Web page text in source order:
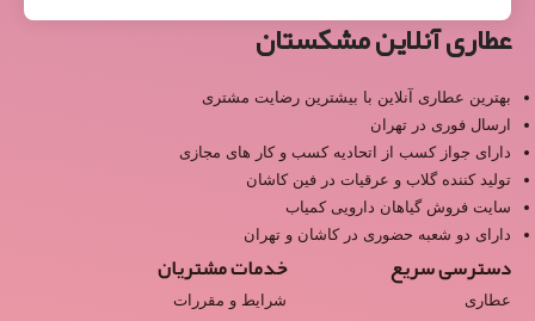
عطاری آنلاین مشکستان
بهترین عطاری آنلاین با بیشترین رضایت مشتری
ارسال فوری در تهران
دارای جواز کسب از اتحادیه کسب و کار های مجازی
تولید کننده گلاب و عرقیات در فین کاشان
سایت فروش گیاهان دارویی کمیاب
دارای دو شعبه حضوری در کاشان و تهران
دسترسی سریع
عطاری
خدمات مشتریان
شرایط و مقررات